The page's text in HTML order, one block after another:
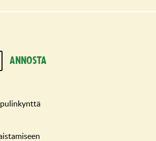
annosta